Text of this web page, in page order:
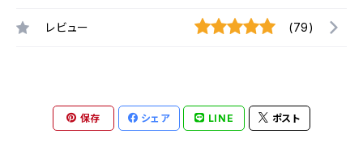
レビュー (79)
保存 シェア LINE ポスト